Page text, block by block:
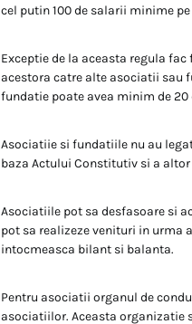
cel putin 100 de salarii minime
Exceptie de la aceasta regula
acestora catre alte asociatii sau
fundatie poate avea minim de
Asociatiie si fundatiile nu au
baza Actului Constitutiv si a
Asociatiile pot sa desfasoare si
pot sa realizeze venituri in urma
intocmeasca bilant si balanta.
Pentru asociatii organul de
asociatiilor. Aceasta organizatie